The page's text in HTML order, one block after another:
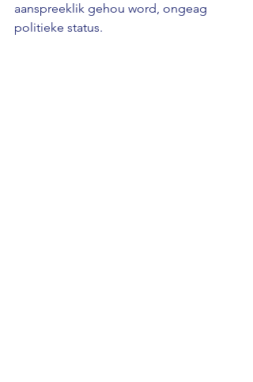
aanspreeklik gehou word, ongeag
politieke status.